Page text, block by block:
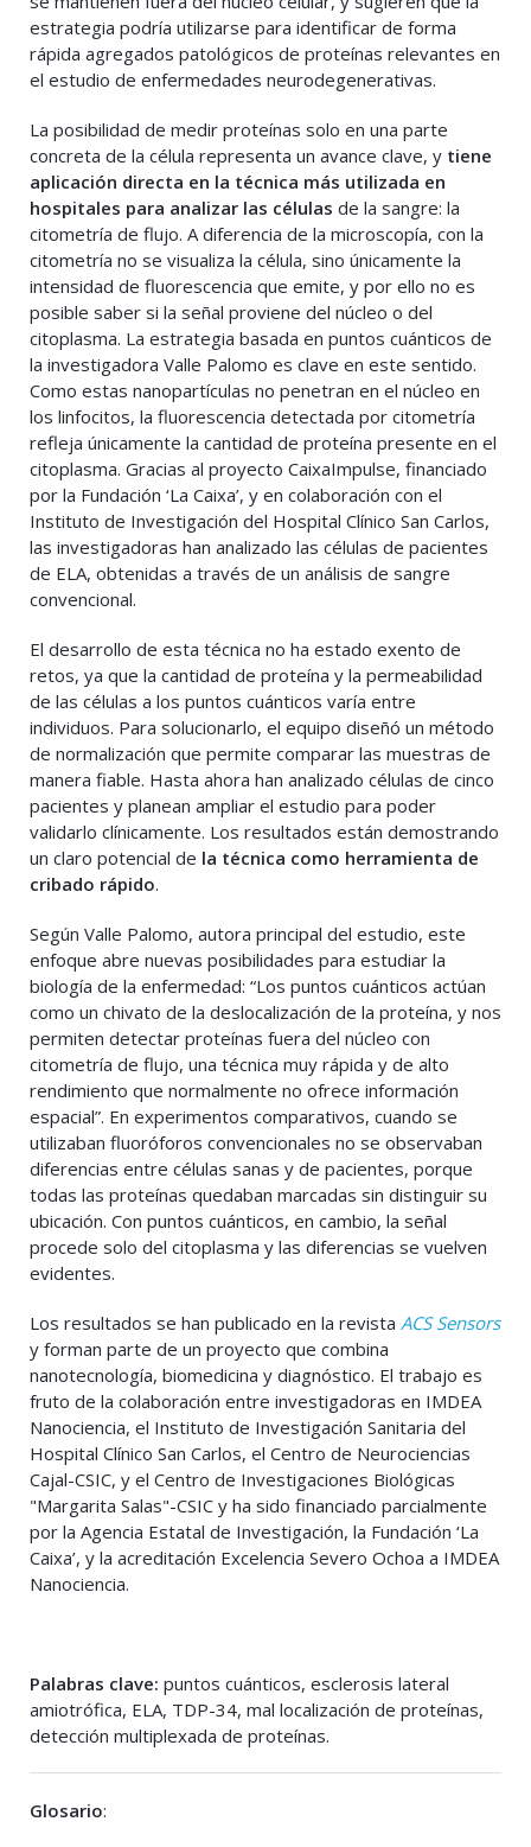
estrategia podría utilizarse para identificar de forma
rápida agregados patológicos de proteínas relevantes en
el estudio de enfermedades neurodegenerativas.
La posibilidad de medir proteínas solo en una parte
concreta de la célula representa un avance clave, y tiene
aplicación directa en la técnica más utilizada en
hospitales para analizar las células de la sangre: la
citometría de flujo. A diferencia de la microscopía, con la
citometría no se visualiza la célula, sino únicamente la
intensidad de fluorescencia que emite, y por ello no es
posible saber si la señal proviene del núcleo o del
citoplasma. La estrategia basada en puntos cuánticos de
la investigadora Valle Palomo es clave en este sentido.
Como estas nanopartículas no penetran en el núcleo en
los linfocitos, la fluorescencia detectada por citometría
refleja únicamente la cantidad de proteína presente en el
citoplasma. Gracias al proyecto CaixaImpulse, financiado
por la Fundación ‘La Caixa’, y en colaboración con el
Instituto de Investigación del Hospital Clínico San Carlos,
las investigadoras han analizado las células de pacientes
de ELA, obtenidas a través de un análisis de sangre
convencional.
El desarrollo de esta técnica no ha estado exento de
retos, ya que la cantidad de proteína y la permeabilidad
de las células a los puntos cuánticos varía entre
individuos. Para solucionarlo, el equipo diseñó un método
de normalización que permite comparar las muestras de
manera fiable. Hasta ahora han analizado células de cinco
pacientes y planean ampliar el estudio para poder
validarlo clínicamente. Los resultados están demostrando
un claro potencial de la técnica como herramienta de
cribado rápido.
Según Valle Palomo, autora principal del estudio, este
enfoque abre nuevas posibilidades para estudiar la
biología de la enfermedad: “Los puntos cuánticos actúan
como un chivato de la deslocalización de la proteína, y nos
permiten detectar proteínas fuera del núcleo con
citometría de flujo, una técnica muy rápida y de alto
rendimiento que normalmente no ofrece información
espacial”. En experimentos comparativos, cuando se
utilizaban fluoróforos convencionales no se observaban
diferencias entre células sanas y de pacientes, porque
todas las proteínas quedaban marcadas sin distinguir su
ubicación. Con puntos cuánticos, en cambio, la señal
procede solo del citoplasma y las diferencias se vuelven
evidentes.
Los resultados se han publicado en la revista ACS Sensors
y forman parte de un proyecto que combina
nanotecnología, biomedicina y diagnóstico. El trabajo es
fruto de la colaboración entre investigadoras en IMDEA
Nanociencia, el Instituto de Investigación Sanitaria del
Hospital Clínico San Carlos, el Centro de Neurociencias
Cajal-CSIC, y el Centro de Investigaciones Biológicas
"Margarita Salas"-CSIC y ha sido financiado parcialmente
por la Agencia Estatal de Investigación, la Fundación ‘La
Caixa’, y la acreditación Excelencia Severo Ochoa a IMDEA
Nanociencia.
Palabras clave: puntos cuánticos, esclerosis lateral
amiotrófica, ELA, TDP-34, mal localización de proteínas,
detección multiplexada de proteínas.
Glosario: